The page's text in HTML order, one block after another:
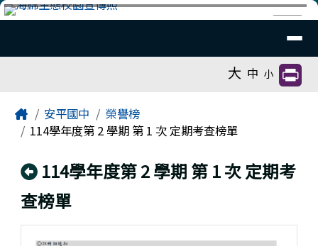
跳至主內容區
臺南市安平國中全球資訊網
大 中 小
Home安平國中
榮譽榜
114學年度第 2 學期 第 1 次 定期考查榜單
回上頁
114學年度第 2 學期 第 1 次 定期考
查榜單